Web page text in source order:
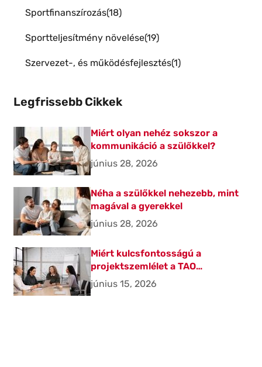
Sportfinanszírozás 18
Sportteljesítmény növelése 19
Szervezet-, és működésfejlesztés 1
Legfrissebb Cikkek
Miért olyan nehéz sokszor a
kommunikáció a szülőkkel?
június 28, 2026
Néha a szülőkkel nehezebb, mint
magával a gyerekkel
június 28, 2026
Miért kulcsfontosságú a
projektszemlélet a TAO
beruházásoknál?
június 15, 2026